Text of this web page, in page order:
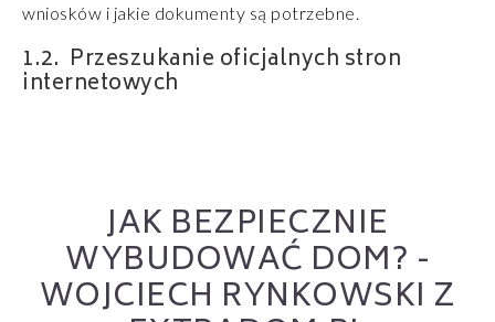
wniosków i jakie dokumenty są potrzebne.
Przeszukanie oficjalnych stron
internetowych
JAK BEZPIECZNIE
WYBUDOWAĆ DOM? -
WOJCIECH RYNKOWSKI Z